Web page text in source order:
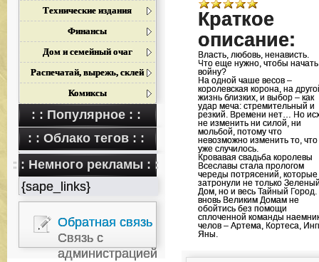
Технические издания
Финансы
Дом и семейный очаг
Распечатай, вырежь, склей
Комиксы
: : Популярное : :
: : Облако тегов : :
: : Немного рекламы : :
{sape_links}
Обратная связь
Связь с
администрацией
Краткое
описание:
Власть, любовь, ненависть.
Что еще нужно, чтобы начать
войну?
На одной чаше весов –
королевская корона, на
жизнь близких, и выбор – как
удар меча: стремительный и
резкий. Времени нет… Но
не изменить ни силой, ни
мольбой, потому что
невозможно изменить то, что
уже случилось.
Кровавая свадьба королевы
Всеславы стала прологом
череды потрясений, которые
затронули не только
Дом, но и весь Тайный
вновь Великим Домам не
обойтись без помощи
сплоченной команды
челов – Артема, Кортеса,
Яны.